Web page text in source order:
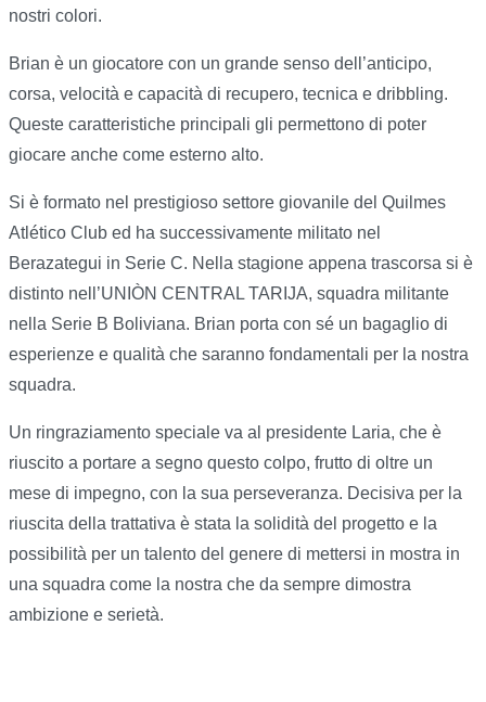
nostri colori.
Brian è un giocatore con un grande senso dell’anticipo,
corsa, velocità e capacità di recupero, tecnica e dribbling.
Queste caratteristiche principali gli permettono di poter
giocare anche come esterno alto.
Si è formato nel prestigioso settore giovanile del Quilmes
Atlético Club ed ha successivamente militato nel
Berazategui in Serie C. Nella stagione appena trascorsa si è
distinto nell’UNIÒN CENTRAL TARIJA, squadra militante
nella Serie B Boliviana. Brian porta con sé un bagaglio di
esperienze e qualità che saranno fondamentali per la nostra
squadra.
Un ringraziamento speciale va al presidente Laria, che è
riuscito a portare a segno questo colpo, frutto di oltre un
mese di impegno, con la sua perseveranza. Decisiva per la
riuscita della trattativa è stata la solidità del progetto e la
possibilità per un talento del genere di mettersi in mostra in
una squadra come la nostra che da sempre dimostra
ambizione e serietà.